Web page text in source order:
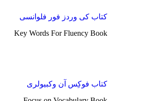
کتاب کی وردز فور فلوانسی
Key Words For Fluency Book
کتاب فوکِس آن وکبیولری